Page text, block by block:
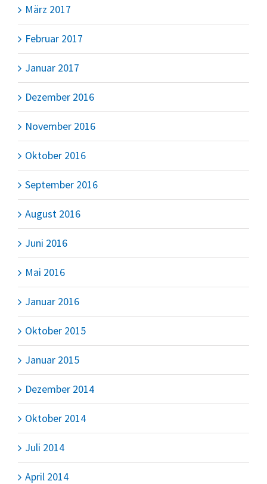
März 2017
Februar 2017
Januar 2017
Dezember 2016
November 2016
Oktober 2016
September 2016
August 2016
Juni 2016
Mai 2016
Januar 2016
Oktober 2015
Januar 2015
Dezember 2014
Oktober 2014
Juli 2014
April 2014